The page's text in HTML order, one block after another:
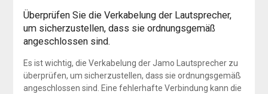
Überprüfen Sie die Verkabelung der Lautsprecher,
um sicherzustellen, dass sie ordnungsgemäß
angeschlossen sind.
Es ist wichtig, die Verkabelung der Jamo Lautsprecher zu
überprüfen, um sicherzustellen, dass sie ordnungsgemäß
angeschlossen sind. Eine fehlerhafte Verbindung kann die